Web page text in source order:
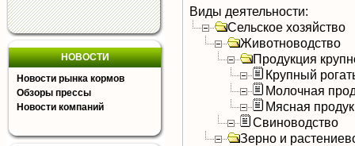
НОВОСТИ
Новости рынка кормов
Обзоры прессы
Новости компаний
Виды деятельности:
Сельское хозяйство
Животноводство
Продукция
Крупный
Молочная
Мясная
Свиноводство
Зерно и